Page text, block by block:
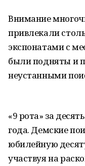
Внимание
привлекали
экспонатами с
были подняты и
неустанными
«9 рота» за
года. Демские
юбилейную
участвуя на